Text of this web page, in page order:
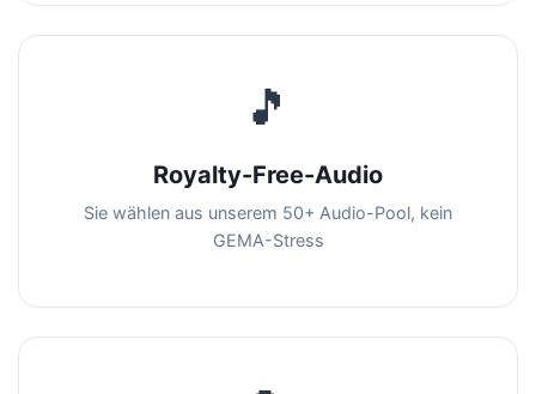
🎵
Royalty-Free-Audio
Sie wählen aus unserem 50+ Audio-Pool, kein
GEMA-Stress